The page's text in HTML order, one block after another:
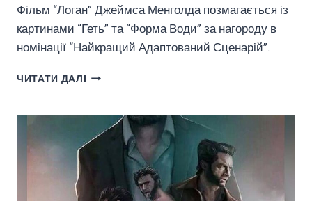
Фільм “Логан” Джеймса Менголда позмагається із
картинами “Геть” та “Форма Води” за нагороду в
номінації “Найкращий Адаптований Сценарій”.
ЧИТАТИ ДАЛІ “ЛОГАНА”
“НАЙКРАЩИЙ
АДАПТОВАНИЙ
СЦЕНАРІЙ”